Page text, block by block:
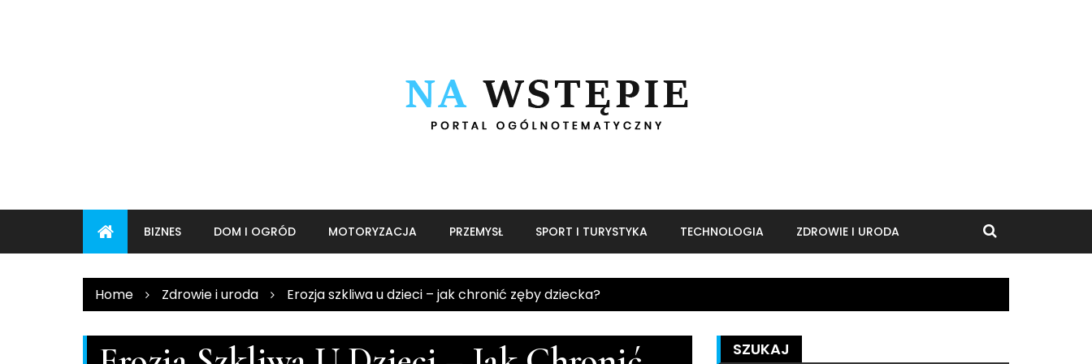
BIZNES DOM I OGRÓD MOTORYZACJA PRZEMYSŁ SPORT I TURYSTYKA TECHNOLOGIA ZDROWIE I URODA
Home Zdrowie i uroda Erozja szkliwa u dzieci – jak chronić zęby dziecka?
SZUKAJ